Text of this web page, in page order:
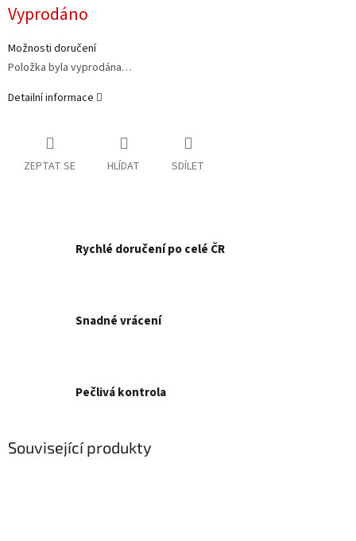
cena:
Vyprodáno
Možnosti doručení
Položka byla vyprodána…
Detailní informace
ZEPTAT SE HLÍDAT SDÍLET
Rychlé doručení po celé ČR
Snadné vrácení
Pečlivá kontrola
Související produkty